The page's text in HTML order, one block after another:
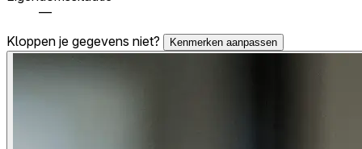
—
Kloppen je gegevens niet?
Kenmerken aanpassen